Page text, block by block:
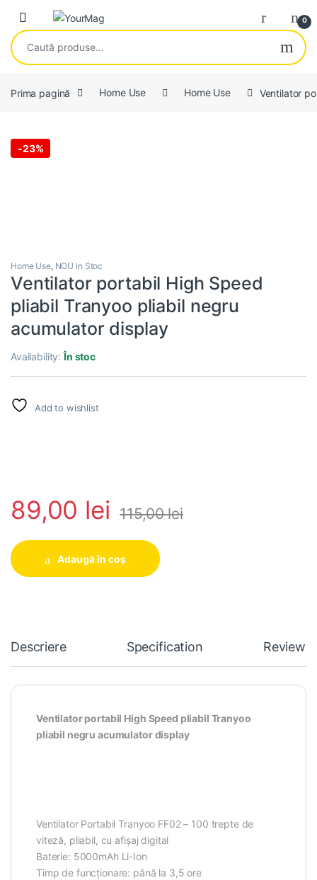
Skip to navigation
Skip to content
Open 0
Caută după:
Prima pagină Home Use Home Use Ventilator
-23%
Home Use, NOU in Stoc
Ventilator portabil High Speed
pliabil Tranyoo pliabil negru
acumulator display
Availability:În stoc
Add to wishlist
89,00 lei 115,00lei
Adaugă în coș
Descriere Specification Reviews
Ventilator portabil High Speed pliabil Tranyoo
pliabil negru acumulator display
Ventilator Portabil Tranyoo FF02 – 100 trepte de
viteză, pliabil, cu afișaj digital
Baterie: 5000mAh Li-Ion
Timp de funcționare: până la 3,5 ore